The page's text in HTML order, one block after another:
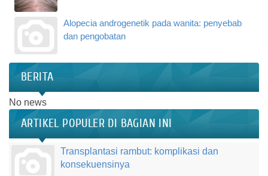
Alopecia androgenetik pada wanita: penyebab
dan pengobatan
BERITA
No news
ARTIKEL POPULER DI BAGIAN INI
Transplantasi rambut: komplikasi dan
konsekuensinya